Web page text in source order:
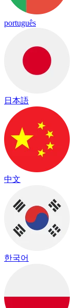
português
日本語
中文
한국어